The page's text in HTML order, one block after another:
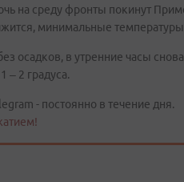
на среду фронты покинут
минимальные
осадков, в утренние часы
– 2 градуса.
- постоянно в течение дня.